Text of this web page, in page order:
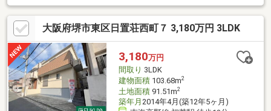
ー・コンビニ・ドラックストアを徒歩圏内で毎日の暮らしも便利
です！
大阪府堺市東区日置荘西町７ 3,180万円 3LDK
3,180万円
間取り 3LDK
建物面積103.68m2
土地面積91.51m2
築年月 2014年4月(築12年5ヶ月)